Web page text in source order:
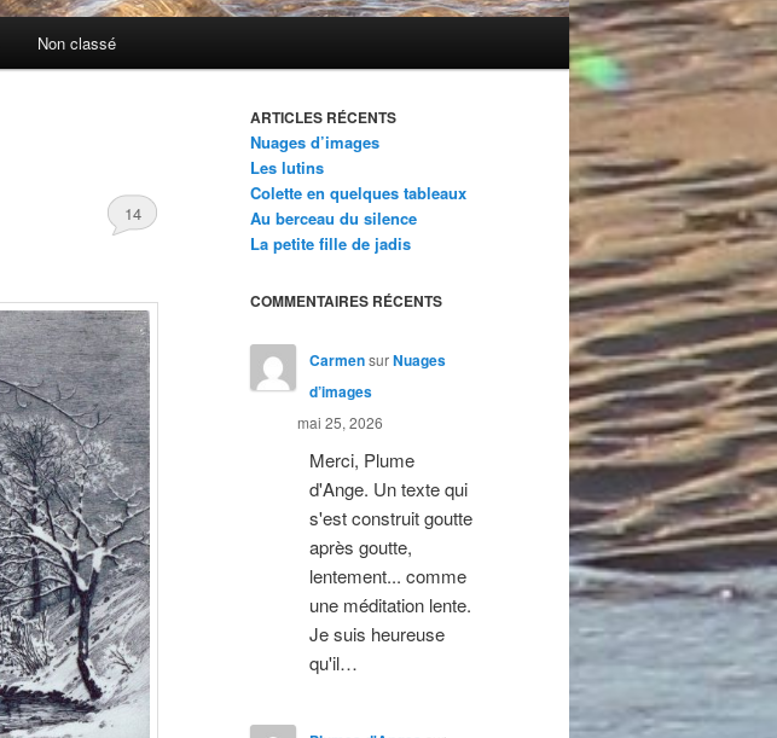
Non classé
14
ARTICLES RÉCENTS
Nuages d’images
Les lutins
Colette en quelques tableaux
Au berceau du silence
La petite fille de jadis
COMMENTAIRES RÉCENTS
CarmensurNuages
d’images
mai 25, 2026
Merci, Plume
d'Ange. Un texte qui
s'est construit goutte
après goutte,
lentement... comme
une méditation lente.
Je suis heureuse
qu'il…